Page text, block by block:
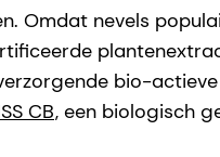
nevels
bio-
CB, een biologisch